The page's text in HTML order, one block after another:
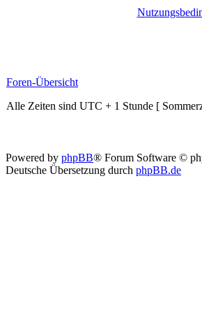
Foren-Übersicht
Alle Zeiten sind UTC + 1 Stunde [
Powered by phpBB® Forum Software ©
Deutsche Übersetzung durch phpBB.de